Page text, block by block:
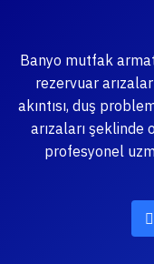
Banyo mutfak
rezervuar
akıntısı, duş
arızaları
profesyonel